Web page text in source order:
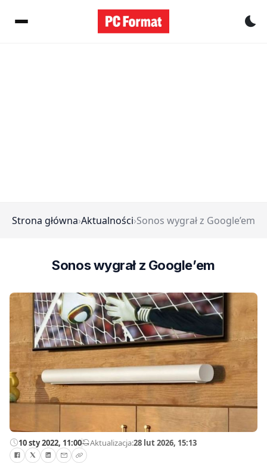
Strona główna›Aktualności›Sonos wygrał z Google’em
Sonos wygrał z Google’em
10 sty 2022, 11:00—Aktualizacja:28 lut 2026, 15:13